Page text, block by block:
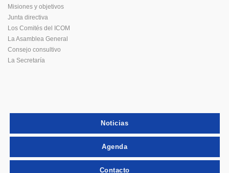
Misiones y objetivos
Junta directiva
Los Comités del ICOM
La Asamblea General
Consejo consultivo
La Secretaría
Noticias
Agenda
Contacto